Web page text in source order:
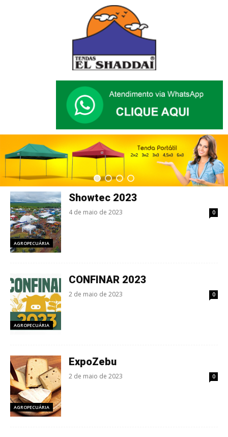
AGROPECUÁRIA
Showtec 2023
4 de maio de 2023 0
AGROPECUÁRIA
CONFINAR 2023
2 de maio de 2023 0
AGROPECUÁRIA
ExpoZebu
2 de maio de 2023 0